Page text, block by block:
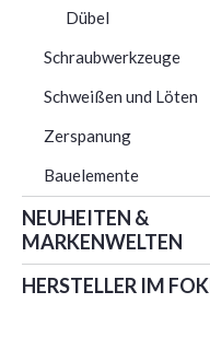
Dübel
Schraubwerkzeuge
Schweißen und Löten
Zerspanung
Bauelemente
NEUHEITEN &
MARKENWELTEN
HERSTELLER IM